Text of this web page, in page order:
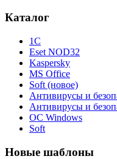
Каталог
1С
Eset NOD32
Kaspersky
MS Office
Soft (новое)
Антивирусы и
Антивирусы и
ОС Windows
Soft
Новые шаблоны